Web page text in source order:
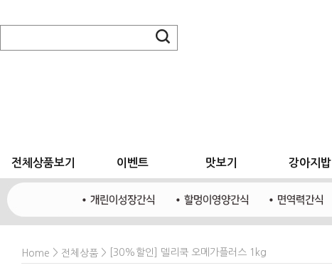
전체상품보기 이벤트 맛보기 강아지밥
Home > 전체상품 > [30%할인] 델리쿡 오메가플러스 1kg